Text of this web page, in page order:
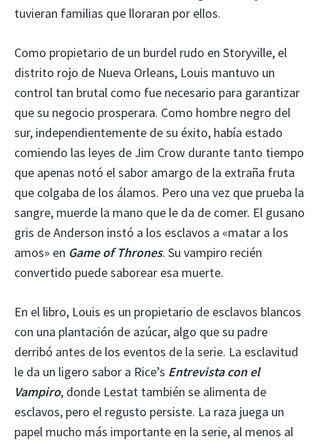
tuvieran familias que lloraran por ellos.
Como propietario de un burdel rudo en Storyville, el
distrito rojo de Nueva Orleans, Louis mantuvo un
control tan brutal como fue necesario para garantizar
que su negocio prosperara. Como hombre negro del
sur, independientemente de su éxito, había estado
comiendo las leyes de Jim Crow durante tanto tiempo
que apenas notó el sabor amargo de la extraña fruta
que colgaba de los álamos. Pero una vez que prueba la
sangre, muerde la mano que le da de comer. El gusano
gris de Anderson instó a los esclavos a «matar a los
amos» en Game of Thrones. Su vampiro recién
convertido puede saborear esa muerte.
En el libro, Louis es un propietario de esclavos blancos
con una plantación de azúcar, algo que su padre
derribó antes de los eventos de la serie. La esclavitud
le da un ligero sabor a Rice’s Entrevista con el
Vampiro, donde Lestat también se alimenta de
esclavos, pero el regusto persiste. La raza juega un
papel mucho más importante en la serie, al menos al